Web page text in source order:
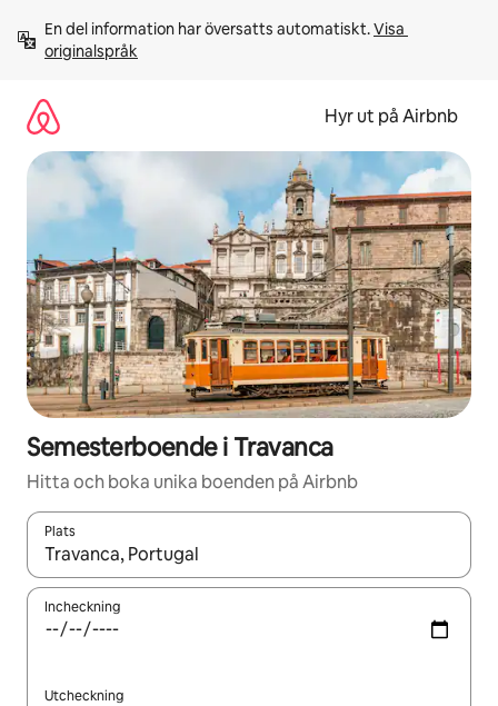
innehåll
En del information har översatts automatiskt. Visa
originalspråk
Hyr ut på Airbnb
Semesterboende i Travanca
Hitta och boka unika boenden på Airbnb
Plats
När resultaten är tillgängliga kan du navigera med upp- och
Incheckning
Utcheckning